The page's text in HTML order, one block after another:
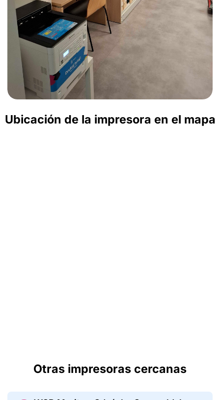
Ubicación de la impresora en el mapa
Otras impresoras cercanas